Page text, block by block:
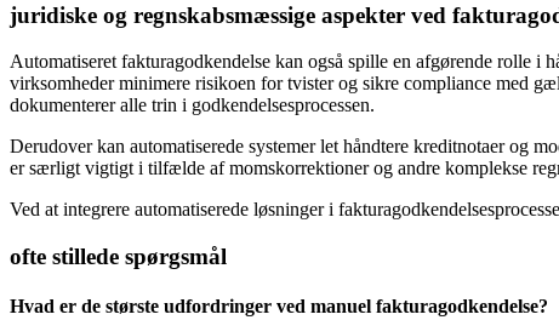
juridiske og regnskabsmæssige aspekter ved
Automatiseret fakturagodkendelse kan også spille en afgørende rolle i
virksomheder minimere risikoen for tvister og sikre compliance med
dokumenterer alle trin i godkendelsesprocessen.
Derudover kan automatiserede systemer let håndtere kreditnotaer og
er særligt vigtigt i tilfælde af momskorrektioner og andre komplekse
Ved at integrere automatiserede løsninger i
ofte stillede spørgsmål
Hvad er de største udfordringer ved manuel fakturagodkendelse?